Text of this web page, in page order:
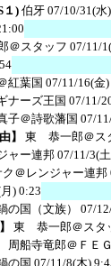
１) 伯牙 07/10/31(水
＠スタッフ 07/11/
紅葉国 07/11/16(金
ナーズ王国 07/11/
子＠詩歌藩国 07/
】
東 恭一郎＠ス
ャー連邦 07/11/3(
ク＠レンジャー連邦
) 0:23
国（文族）
07/
東 恭一郎＠スタ
周船寺竜郎＠ＦＥ
の国 07/11/8(木)